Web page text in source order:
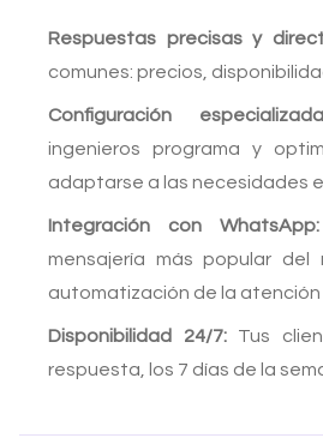
Respuestas precisas y
comunes: precios,
Configuración
ingenieros programa y
adaptarse a las necesidades
Integración con WhatsApp:
mensajería más popular del
automatización de la atención
Disponibilidad 24/7:Tus
respuesta, los 7 días de la